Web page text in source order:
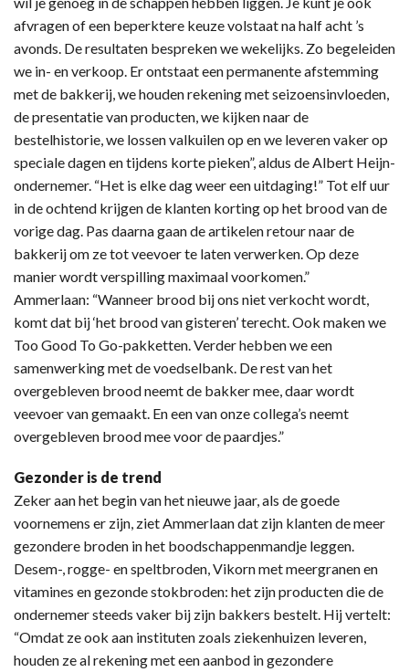
afvragen of een beperktere keuze volstaat na half acht ’s
avonds. De resultaten bespreken we wekelijks. Zo begeleiden
we in- en verkoop. Er ontstaat een permanente afstemming
met de bakkerij, we houden rekening met seizoensinvloeden,
de presentatie van producten, we kijken naar de
bestelhistorie, we lossen valkuilen op en we leveren vaker op
speciale dagen en tijdens korte pieken”, aldus de Albert Heijn-
ondernemer. “Het is elke dag weer een uitdaging!” Tot elf uur
in de ochtend krijgen de klanten korting op het brood van de
vorige dag. Pas daarna gaan de artikelen retour naar de
bakkerij om ze tot veevoer te laten verwerken. Op deze
manier wordt verspilling maximaal voorkomen.”
Ammerlaan: “Wanneer brood bij ons niet verkocht wordt,
komt dat bij ‘het brood van gisteren’ terecht. Ook maken we
Too Good To Go-pakketten. Verder hebben we een
samenwerking met de voedselbank. De rest van het
overgebleven brood neemt de bakker mee, daar wordt
veevoer van gemaakt. En een van onze collega’s neemt
overgebleven brood mee voor de paardjes.”
Gezonder is de trend
Zeker aan het begin van het nieuwe jaar, als de goede
voornemens er zijn, ziet Ammerlaan dat zijn klanten de meer
gezondere broden in het boodschappenmandje leggen.
Desem-, rogge- en speltbroden, Vikorn met meergranen en
vitamines en gezonde stokbroden: het zijn producten die de
ondernemer steeds vaker bij zijn bakkers bestelt. Hij vertelt:
“Omdat ze ook aan instituten zoals ziekenhuizen leveren,
houden ze al rekening met een aanbod in gezondere